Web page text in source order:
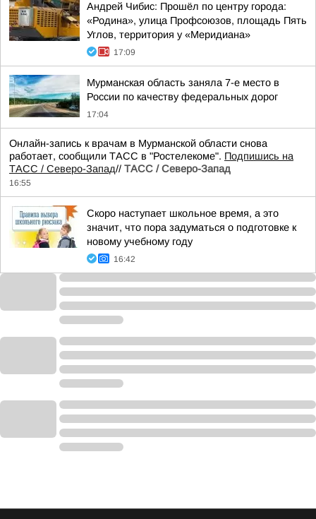
Андрей Чибис: Прошёл по центру города:
«Родина», улица Профсоюзов, площадь Пять
Углов, территория у «Меридиана»
17:09
Мурманская область заняла 7-е место в
России по качеству федеральных дорог
17:04
Онлайн-запись к врачам в Мурманской области снова
работает, сообщили ТАСС в "Ростелекоме". Подпишись на
ТАСС / Северо-Запад// ТАСС / Северо-Запад
16:55
Скоро наступает школьное время, а это
значит, что пора задуматься о подготовке к
новому учебному году
16:42